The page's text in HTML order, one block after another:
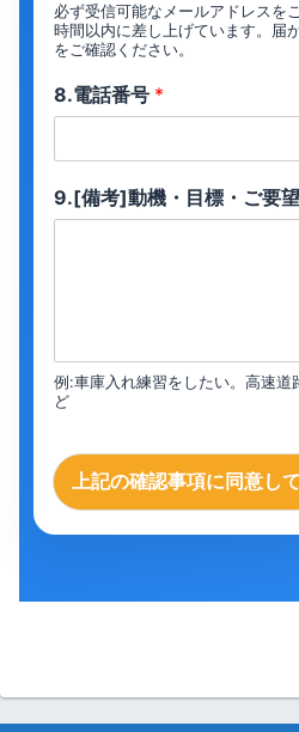
必ず受信可能なメールアドレスを
時間以内に差し上げています。届
をご確認ください。
8.電話番号 *
9.[備考]動機・目標・ご要
例:車庫入れ練習をしたい。高速道
ど
上記の確認事項に同意し